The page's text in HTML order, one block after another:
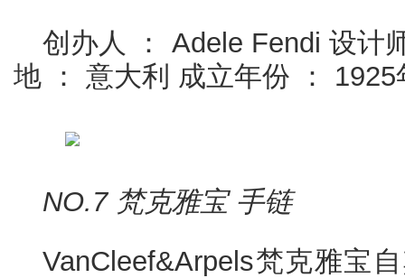
创办人 ： Adele Fendi 设计
地 ： 意大利 成立年份 ： 1925
NO.7 梵克雅宝 手链
VanCleef&Arpels梵克雅宝